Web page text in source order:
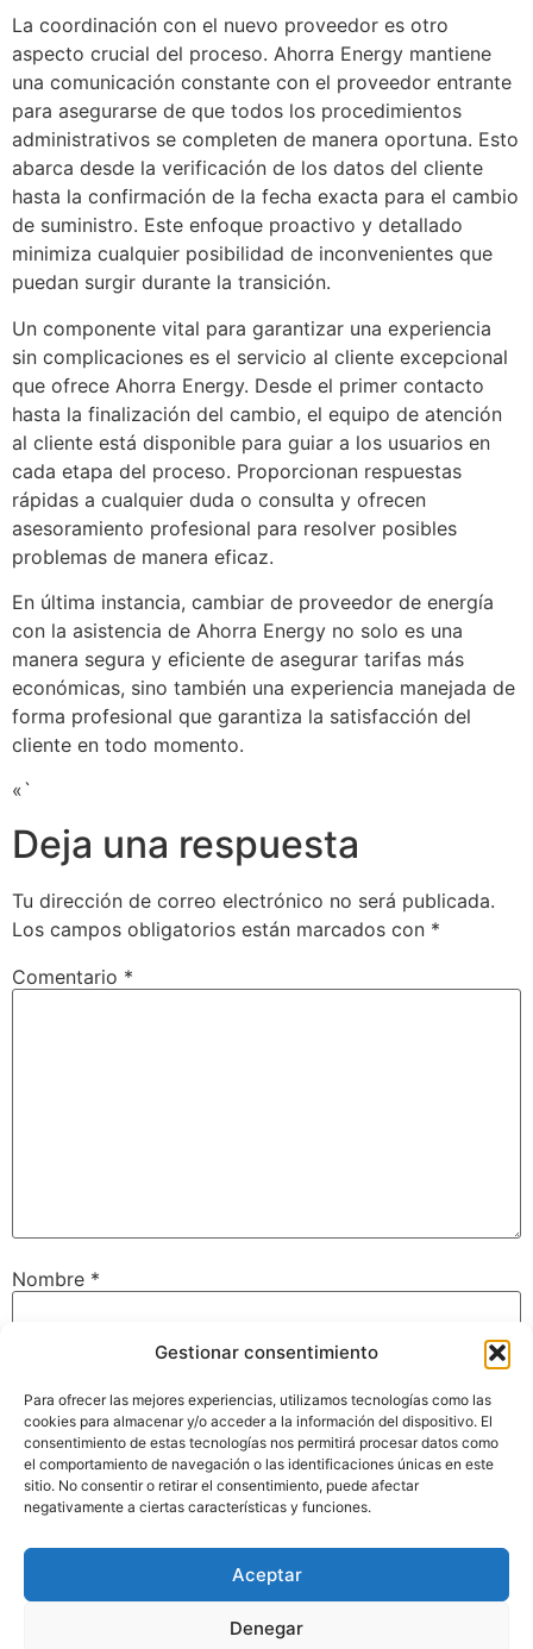
Gestionar consentimiento
Para ofrecer las mejores experiencias, utilizamos tecnologías como las
cookies para almacenar y/o acceder a la información del dispositivo. El
consentimiento de estas tecnologías nos permitirá procesar datos como
el comportamiento de navegación o las identificaciones únicas en este
sitio. No consentir o retirar el consentimiento, puede afectar
negativamente a ciertas características y funciones.
Aceptar
Denegar
La coordinación con el nuevo proveedor es otro
aspecto crucial del proceso. Ahorra Energy mantiene
una comunicación constante con el proveedor entrante
para asegurarse de que todos los procedimientos
administrativos se completen de manera oportuna. Esto
abarca desde la verificación de los datos del cliente
hasta la confirmación de la fecha exacta para el cambio
de suministro. Este enfoque proactivo y detallado
minimiza cualquier posibilidad de inconvenientes que
puedan surgir durante la transición.
Un componente vital para garantizar una experiencia
sin complicaciones es el servicio al cliente excepcional
que ofrece Ahorra Energy. Desde el primer contacto
hasta la finalización del cambio, el equipo de atención
al cliente está disponible para guiar a los usuarios en
cada etapa del proceso. Proporcionan respuestas
rápidas a cualquier duda o consulta y ofrecen
asesoramiento profesional para resolver posibles
problemas de manera eficaz.
En última instancia, cambiar de proveedor de energía
con la asistencia de Ahorra Energy no solo es una
manera segura y eficiente de asegurar tarifas más
económicas, sino también una experiencia manejada de
forma profesional que garantiza la satisfacción del
cliente en todo momento.
«`
Deja una respuesta
Tu dirección de correo electrónico no será publicada.
Los campos obligatorios están marcados con *
Comentario *
Nombre *
Web
Guarda mi nombre, correo electrónico y web en este
navegador para la próxima vez que comente.